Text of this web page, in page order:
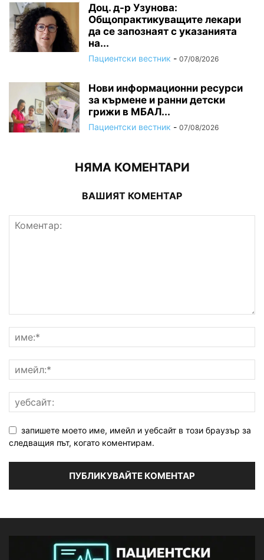
Доц. д-р Узунова:
Общопрактикуващите лекари
да се запознаят с указанията
на...
Пациентски вестник - 07/08/2026
Нови информационни ресурси
за кърмене и ранни детски
грижи в МБАЛ...
Пациентски вестник - 07/08/2026
НЯМА КОМЕНТАРИ
ВАШИЯТ КОМЕНТАР
запишете моето име, имейл и уебсайт в този браузър за
следващия път, когато коментирам.